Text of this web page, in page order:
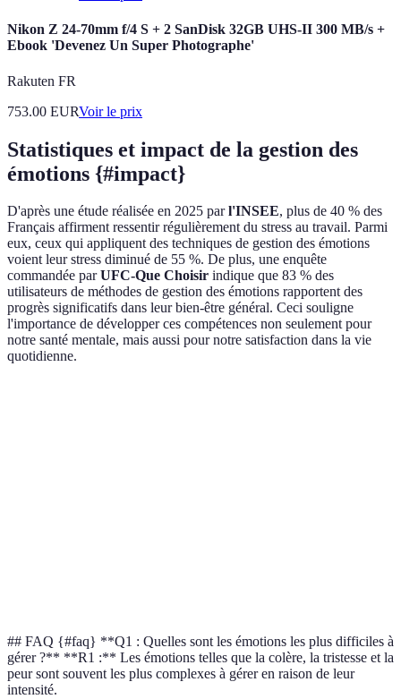
Nikon Z 24-70mm f/4 S + 2 SanDisk 32GB UHS-II 300 MB/s +
Ebook 'Devenez Un Super Photographe'
Rakuten FR
753.00 EURVoir le prix
Statistiques et impact de la gestion des
émotions {#impact}
D'après une étude réalisée en 2025 parl'INSEE, plus de 40 % des
Français affirment ressentir régulièrement du stress au travail. Parmi
eux, ceux qui appliquent des techniques de gestion des émotions
voient leur stress diminué de 55 %. De plus, une enquête
commandée parUFC-Que Choisir indique que 83 % des
utilisateurs de méthodes de gestion des émotions rapportent des
progrès significatifs dans leur bien-être général. Ceci souligne
l'importance de développer ces compétences non seulement pour
notre santé mentale, mais aussi pour notre satisfaction dans la vie
quotidienne.
## FAQ {#faq} **Q1 : Quelles sont les émotions les plus difficiles à
gérer ?** **R1 :** Les émotions telles que la colère, la tristesse et la
peur sont souvent les plus complexes à gérer en raison de leur
intensité.